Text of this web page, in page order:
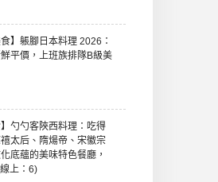
】躼腳日本料理 2026：
平價，上班族排隊B級美
勺勺客陜西料理：吃得
太后、隋煬帝、宋徽宗
底蘊的美味特色餐廳，
上：6)